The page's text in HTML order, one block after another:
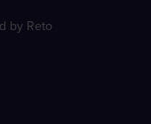
by Reto